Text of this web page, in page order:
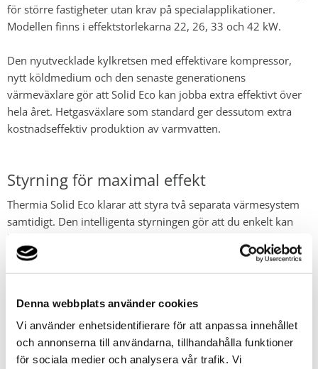
Denna webbplats använder cookies
Vi använder enhetsidentifierare för att anpassa innehållet
och annonserna till användarna, tillhandahålla funktioner
för sociala medier och analysera vår trafik. Vi
för större fastigheter utan krav på specialapplikationer.
Modellen finns i effektstorlekarna 22, 26, 33 och 42 kW.
Den nyutvecklade kylkretsen med effektivare kompressor,
nytt köldmedium och den senaste generationens
värmeväxlare gör att Solid Eco kan jobba extra effektivt över
hela året. Hetgasväxlare som standard ger dessutom extra
kostnadseffektiv produktion av varmvatten.
Styrning för maximal effekt
Thermia Solid Eco klarar att styra två separata värmesystem
samtidigt. Den intelligenta styrningen gör att du enkelt kan
hålla ordning på och styra de funktioner som ingår i systemet
såsom tillsatsvärme, varmvatten, kyla och shuntgrupper. Den
ser också till att driften av din fastighetsvärmepump hela
vilket ger maximal effektivitet och energibesparing.
Kan styras via Internet